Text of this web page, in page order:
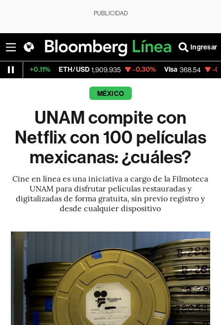
PUBLICIDAD
Ingresar
ETH/USD 1,909.935 -0.30% Visa 368.54 -0.28%
MÉXICO
UNAM compite con
Netflix con 100 películas
mexicanas: ¿cuáles?
Cine en línea es una iniciativa a cargo de la Filmoteca
UNAM para disfrutar películas restauradas y
digitalizadas de forma gratuita, sin previo registro y
desde cualquier dispositivo